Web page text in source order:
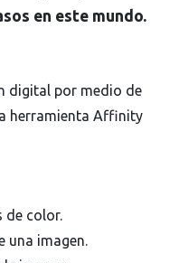
en este mundo.
digital por medio de
herramienta Affinity
de color.
una imagen.